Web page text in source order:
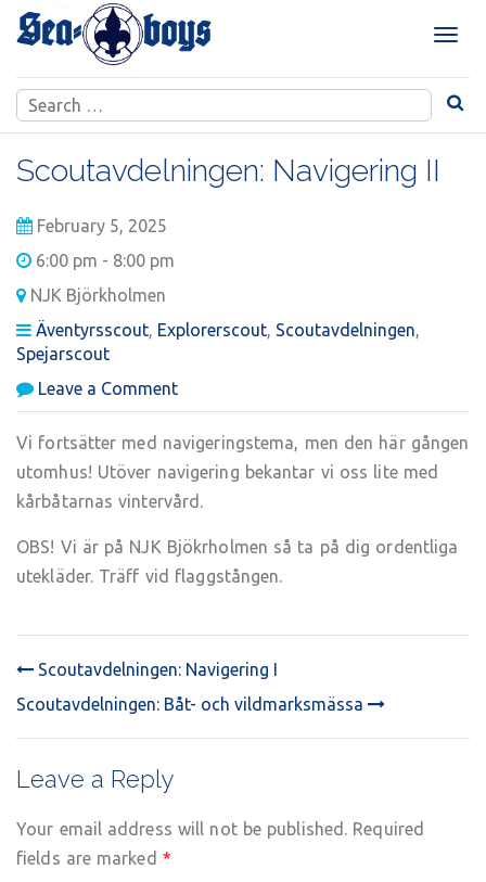
Skip
T
g
l
Search
for:
Scoutavdelningen: Navigering II
February 5, 2025
6:00 pm - 8:00 pm
NJK Björkholmen
Äventyrsscout, Explorerscout, Scoutavdelningen,
Spejarscout
Leave a Commenton
Scoutavdelningen:
Navigering
Vi fortsätter med navigeringstema, men den här gången
utomhus! Utöver navigering bekantar vi oss lite med
kårbåtarnas vintervård.
OBS! Vi är på NJK Bjökrholmen så ta på dig ordentliga
utekläder. Träff vid flaggstången.
POST
NAVIGATION
Scoutavdelningen: Navigering I
Scoutavdelningen: Båt- och vildmarksmässa
Leave a Reply
Your email address will not be published. Required
fields are marked *